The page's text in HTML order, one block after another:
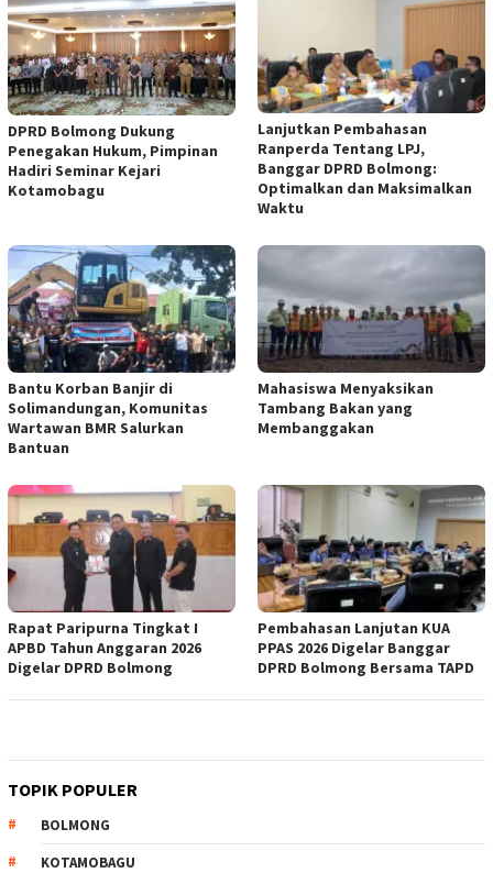
DPRD Bolmong Dukung
Penegakan Hukum, Pimpinan
Hadiri Seminar Kejari
Kotamobagu
Lanjutkan Pembahasan
Ranperda Tentang LPJ,
Banggar DPRD Bolmong:
Optimalkan dan Maksimalkan
Waktu
Bantu Korban Banjir di
Solimandungan, Komunitas
Wartawan BMR Salurkan
Bantuan
Mahasiswa Menyaksikan
Tambang Bakan yang
Membanggakan
Rapat Paripurna Tingkat I
APBD Tahun Anggaran 2026
Digelar DPRD Bolmong
Pembahasan Lanjutan KUA
PPAS 2026 Digelar Banggar
DPRD Bolmong Bersama TAPD
TOPIK POPULER
BOLMONG
KOTAMOBAGU